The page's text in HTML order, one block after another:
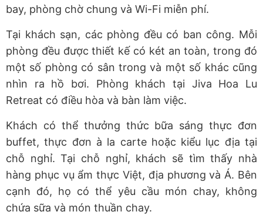
bay, phòng chờ chung và Wi-Fi miễn phí.
Tại khách sạn, các phòng đều có ban công. Mỗi
phòng đều được thiết kế có két an toàn, trong đó
một số phòng có sân trong và một số khác cũng
nhìn ra hồ bơi. Phòng khách tại Jiva Hoa Lu
Retreat có điều hòa và bàn làm việc.
Khách có thể thưởng thức bữa sáng thực đơn
buffet, thực đơn à la carte hoặc kiểu lục địa tại
chỗ nghỉ. Tại chỗ nghỉ, khách sẽ tìm thấy nhà
hàng phục vụ ẩm thực Việt, địa phương và Á. Bên
cạnh đó, họ có thể yêu cầu món chay, không
chứa sữa và món thuần chay.